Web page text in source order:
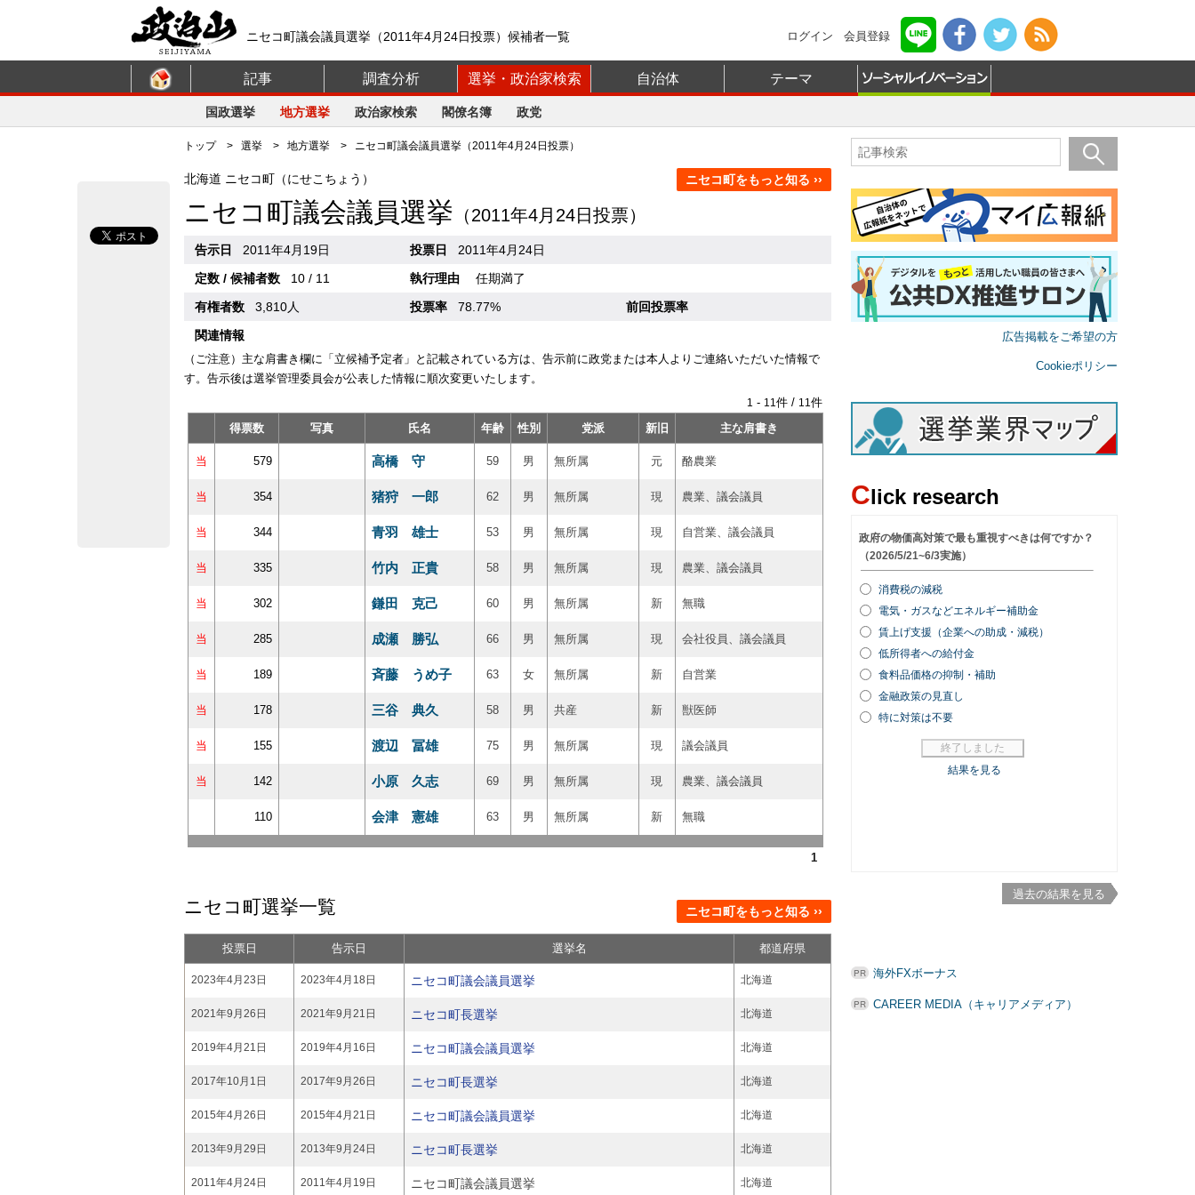
ニセコ町議会議員選挙（2011年4月24日投票）候補者一覧 ログイン 会員登録
記事 調査分析 選挙・政治家検索 自治体 テーマ
国政選挙 地方選挙 政治家検索 閣僚名簿 政党
トップ> 選挙 > 地方選挙 > ニセコ町議会議員選挙（2011年4月24日投票）
ニセコ町をもっと知る ››
北海道 ニセコ町（にせこちょう）
ニセコ町議会議員選挙 （2011年4月24日投票）
告示日 2011年4月19日 投票日
2011年4月24日
定数 / 候補者数
10 / 11 執行理由
任期満了
有権者数
3,810人 投票率 78.77%
前回投票率
関連情報
（ご注意）主な肩書き欄に「立候補予定者」と記載されている方は、告示前に政党または本人よりご連絡いただいた情報で
す。告示後は選挙管理委員会が公表した情報に順次変更いたします。
1 - 11件 / 11件
得票数
写真 氏名 年齢 性別 党派 新旧 主な肩書き
当 579 高橋 守 59 男 無所属 元 酪農業
当 354 猪狩 一郎 62 男 無所属 現 農業、議会議員
当 344 青羽 雄士 53 男 無所属 現 自営業、議会議員
当 335 竹内 正貴 58 男 無所属 現 農業、議会議員
当 302 鎌田 克己 60 男 無所属 新 無職
当 285 成瀬 勝弘 66 男 無所属 現 会社役員、議会議員
当 189 斉藤 うめ子 63 女 無所属 新 自営業
当 178 三谷 典久 58 男 共産 新 獣医師
当 155 渡辺 冨雄 75 男 無所属 現 議会議員
当 142 小原 久志 69 男 無所属 現 農業、議会議員
110 会津 憲雄 63 男 無所属 新 無職
1
ニセコ町選挙一覧 ニセコ町をもっと知る ››
投票日 告示日 選挙名 都道府県
2023年4月23日 2023年4月18日 ニセコ町議会議員選挙 北海道
2021年9月26日 2021年9月21日 ニセコ町長選挙 北海道
2019年4月21日 2019年4月16日 ニセコ町議会議員選挙 北海道
2017年10月1日 2017年9月26日 ニセコ町長選挙 北海道
2015年4月26日 2015年4月21日 ニセコ町議会議員選挙 北海道
2013年9月29日 2013年9月24日 ニセコ町長選挙 北海道
2011年4月24日 2011年4月19日 ニセコ町議会議員選挙 北海道
広告掲載をご希望の方
Cookieポリシー
Click research
過去の結果を見る
海外FXボーナス
CAREER MEDIA（キャリアメディア）